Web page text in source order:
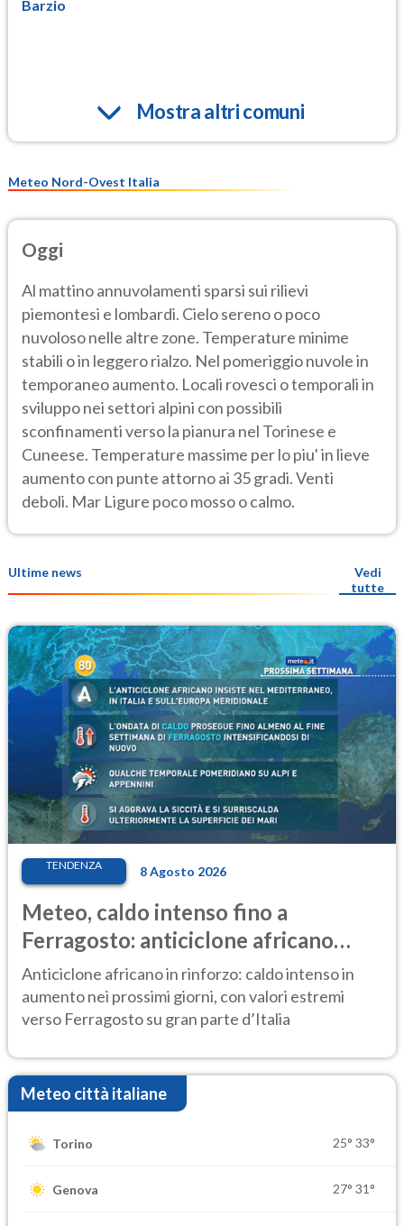
Barzio
Mostra altri comuni
Meteo Nord-Ovest Italia
Oggi
Al mattino annuvolamenti sparsi sui rilievi
piemontesi e lombardi. Cielo sereno o poco
nuvoloso nelle altre zone. Temperature minime
stabili o in leggero rialzo. Nel pomeriggio nuvole in
temporaneo aumento. Locali rovesci o temporali in
sviluppo nei settori alpini con possibili
sconfinamenti verso la pianura nel Torinese e
Cuneese. Temperature massime per lo piu' in lieve
aumento con punte attorno ai 35 gradi. Venti
deboli. Mar Ligure poco mosso o calmo.
Ultime news
Vedi
tutte
TENDENZA 8 Agosto 2026
Meteo, caldo intenso fino a
Ferragosto: anticiclone africano
ancora protagonista
Anticiclone africano in rinforzo: caldo intenso in
aumento nei prossimi giorni, con valori estremi
verso Ferragosto su gran parte d’Italia
Meteo città italiane
Torino 25° 33°
Genova 27° 31°